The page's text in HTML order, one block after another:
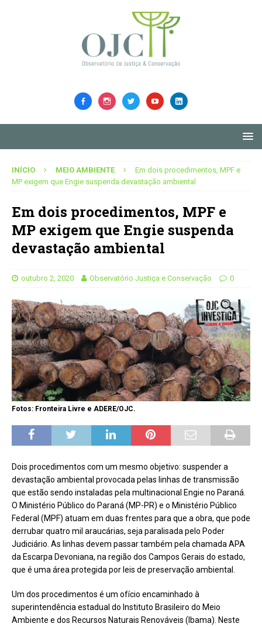
INÍCIO MEIO AMBIENTE
Em dois procedimentos, MPF e
MP exigem que Engie suspenda devastação ambiental
Em dois procedimentos, MPF e
MP exigem que Engie suspenda
devastação ambiental
outubro 2, 2020 Observatório Justiça e Conservação 0
Fotos: Fronteira Livre e ADERE/OJC.
Dois procedimentos com um mesmo objetivo: suspender a
devastação ambiental provocada pelas linhas de transmissão
que estão sendo instaladas pela multinacional Engie no Paraná.
O Ministério Público do Paraná (MP-PR) e o Ministério Público
Federal (MPF) atuam em duas frentes para que a obra, que pode
derrubar quatro mil araucárias, seja paralisada pelo Poder
Judiciário. As linhas devem passar também pela chamada APA
da Escarpa Devoniana, na região dos Campos Gerais do estado,
que é uma área protegida por leis de preservação ambiental.
Um dos procedimentos é um ofício encaminhado à
superintendência estadual do Instituto Brasileiro do Meio
Ambiente e dos Recursos Naturais Renováveis (Ibama). Neste